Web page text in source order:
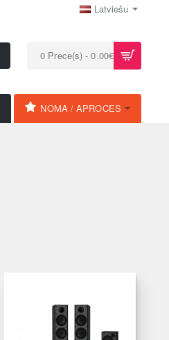
Latviešu
0 Prece(s) - 0.00€
NOMA / APROCES